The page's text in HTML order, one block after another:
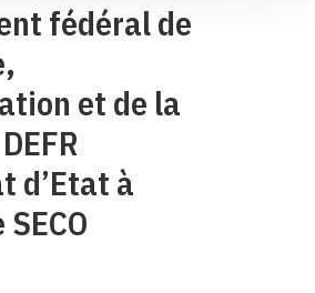
fédéral de
et de la
d’Etat à